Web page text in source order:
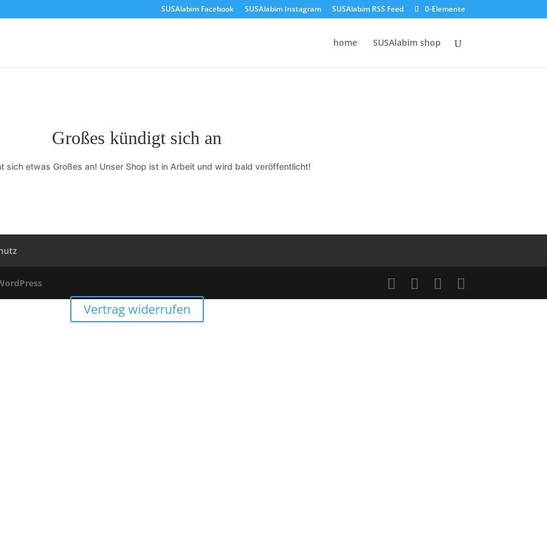
SUSAlabim Facebook SUSAlabim Instagram SUSAlabim RSS Feed 0-Elemente
home SUSAlabim shop
Großes kündigt sich an
sich etwas Großes an! Unser Shop ist in Arbeit und wird bald veröffentlicht!
Vertrag widerrufen